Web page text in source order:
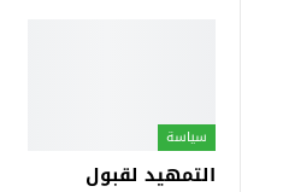
سياسة
التمهيد لقبول